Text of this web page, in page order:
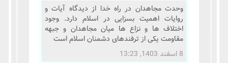
وحدت مجاهدان در راه خدا از دیدگاه آیات و
روایات اهمیت بسزایی در اسلام دارد. وجود
اختلاف ها و نزاع ها میان مجاهدان و جبهه
مقاومت یکی از ترفندهای دشمنان اسلام است
8 اسفند 1403, 13:23